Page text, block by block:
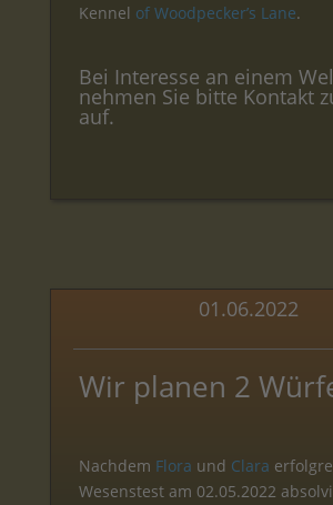
Kennel of Woodpecker’s Lane.
Bei Interesse an einem
nehmen Sie bitte Kontakt
auf.
01.06.2022
Wir planen 2
Nachdem Flora und Clara
Wesenstest am 02.05.2022